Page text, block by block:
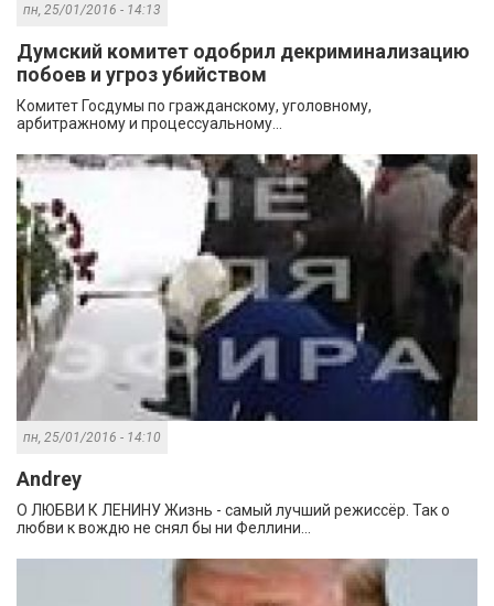
пн, 25/01/2016 - 14:13
Думский комитет одобрил декриминализацию
побоев и угроз убийством
Комитет Госдумы по гражданскому, уголовному,
арбитражному и процессуальному...
пн, 25/01/2016 - 14:10
Andrey
О ЛЮБВИ К ЛЕНИНУ Жизнь - самый лучший режиссёр. Так о
любви к вождю не снял бы ни Феллини...